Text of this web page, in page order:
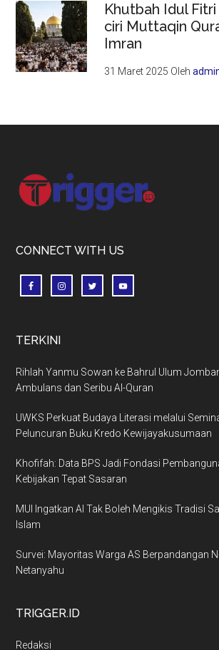
Khutbah Idul Fitri
ciri Muttaqin
Imran
31 Maret 2025 Oleh
Footer
CONNECT WITH US
TERKINI
Rihlah Yanmu Sowan ke Bahrul Ulum
Ambulans dan Seribu Al-Quran
UWKS Perkuat Budaya Literasi melalui
Peluncuran Buku Kredo Kewijayakusumaan
Khofifah: Data BPS Jadi Fondasi
Kebijakan Tepat Sasaran
MUI Ingatkan AI Tak Boleh Mengikis Tradisi
Islam
Survei: Mayoritas Warga AS Berpandangan
Netanyahu
TRIGGER.ID
Redaksi